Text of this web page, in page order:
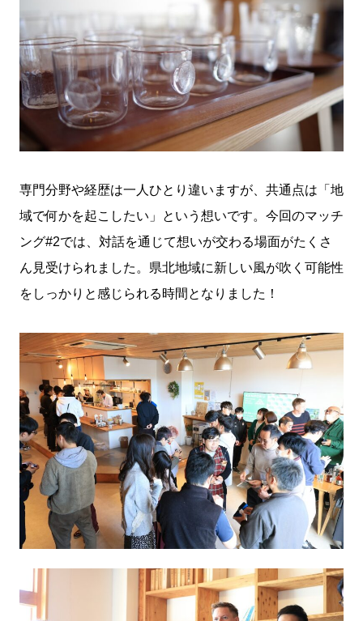
専門分野や経歴は一人ひとり違いますが、共通点は「地
域で何かを起こしたい」という想いです。今回のマッチ
ング#2では、対話を通じて想いが交わる場面がたくさ
ん見受けられました。県北地域に新しい風が吹く可能性
をしっかりと感じられる時間となりました！